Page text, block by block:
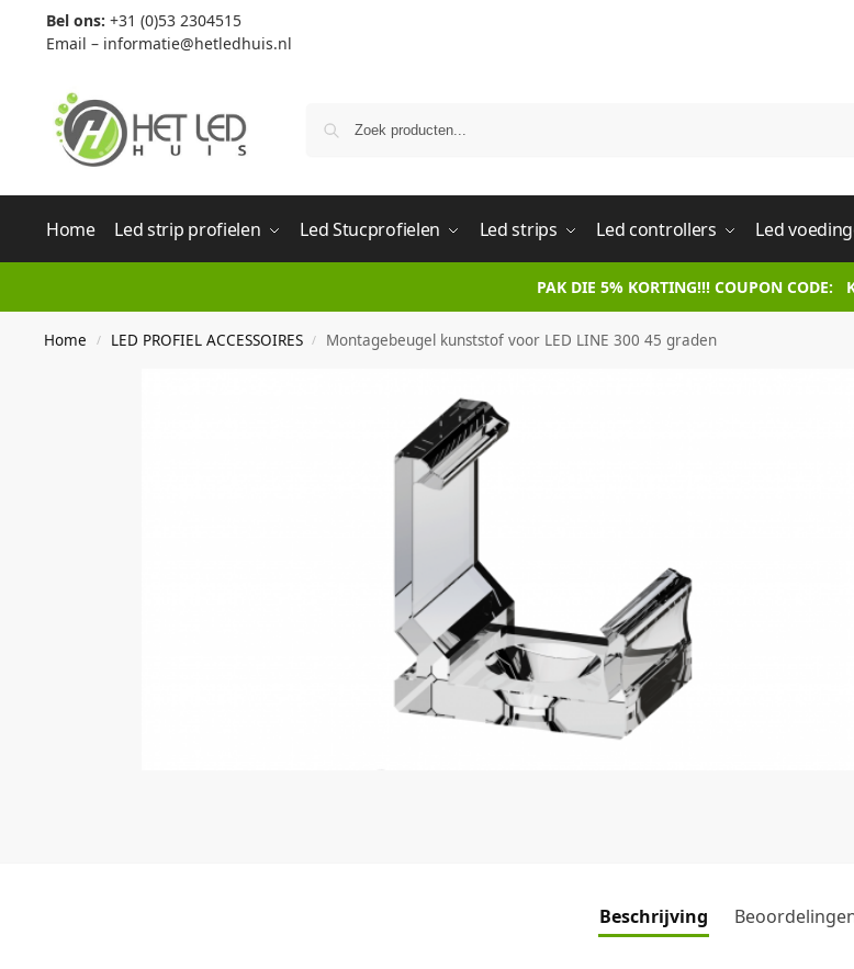
Bel ons: +31 (0)53 2304515
Email – informatie@hetledhuis.nl
Home Led strip profielen Led Stucprofielen Led strips Led controllers Led
PAK DIE 5% KORTING!!! COUPON CODE:
Home / LED PROFIEL ACCESSOIRES / Montagebeugel kunststof voor LED LINE 300 45 graden
Beschrijving